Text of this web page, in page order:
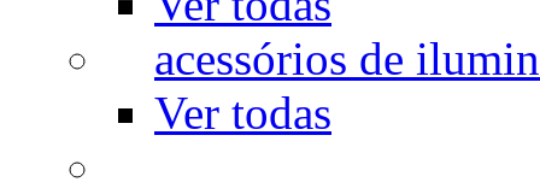
acessórios de
Ver todas